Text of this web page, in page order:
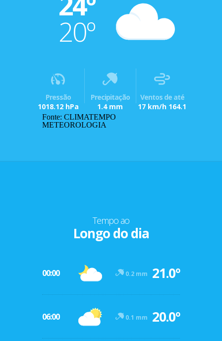
20º
Pressão
1018.12 hPa
Precipitação
1.4 mm
Ventos de até
17 km/h 164.1
Fonte: CLIMATEMPO
METEOROLOGIA
Tempo ao
Longo do dia
00:00 0.2 mm 21.0º
06:00 0.1 mm 20.0º